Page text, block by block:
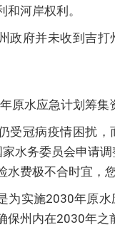
河岸权利。
政府并未收到吉打
原水应急计划筹集
受冠病疫情困扰，
水务委员会申请
水费极不合时宜，
为实施2030年原水
保州内在2030年之